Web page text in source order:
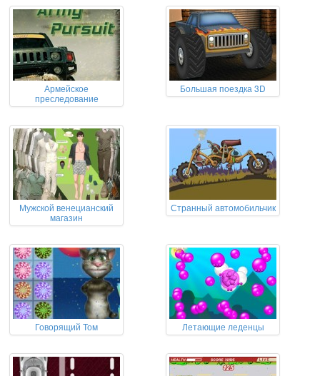
Армейское
преследование
Большая поездка 3D
Мужской венецианский
магазин
Странный автомобильчик
Говорящий Том Летающие леденцы